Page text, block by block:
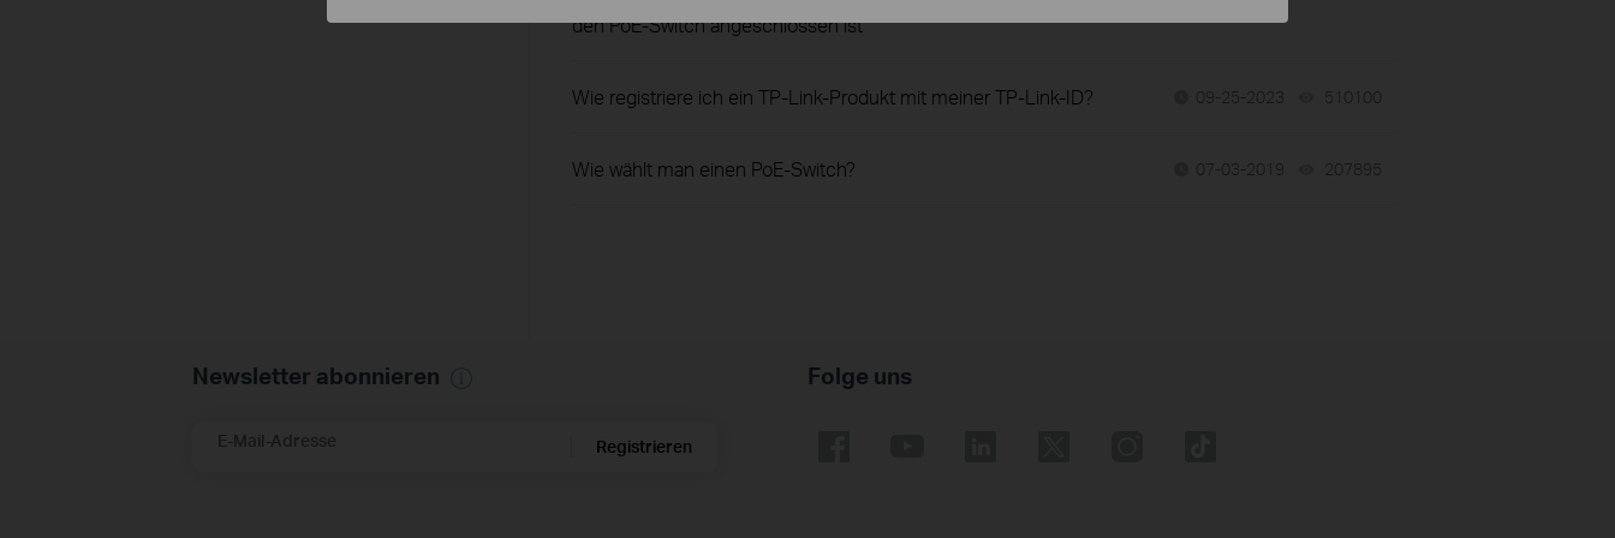
den PoE-Switch angeschlossen ist
Wie registriere ich ein TP-Link-Produkt mit meiner TP-Link-ID? 09-25-2023 510100
Wie wählt man einen PoE-Switch? 07-03-2019 207895
Newsletter abonnieren
E-Mail-Adresse Registrieren
Folge uns